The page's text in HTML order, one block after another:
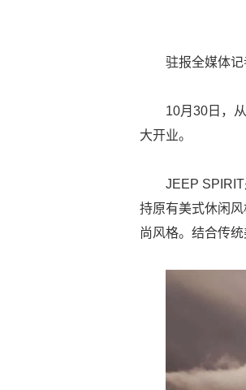
驻报全媒体
10月30日，
大开业。
JEEP
持原有美式休闲
尚风格。结合传